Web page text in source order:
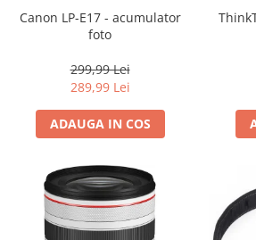
incarcatoare
Huse protectie acumulatori foto
Tablete grafice
Alimentatoare 220V
Cabluri
Canon LP-E17 - acumulator
foto
299,99 Lei
289,99 Lei
ADAUGA IN COS